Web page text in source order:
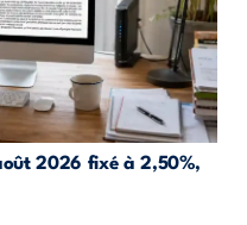
2026 fixé à 2,50%,